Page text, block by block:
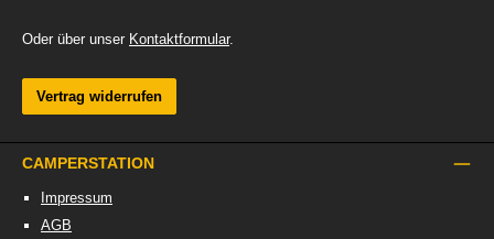
CAMPERSTATION
Impressum
AGB
Oder über unser Kontaktformular.
Vertrag widerrufen